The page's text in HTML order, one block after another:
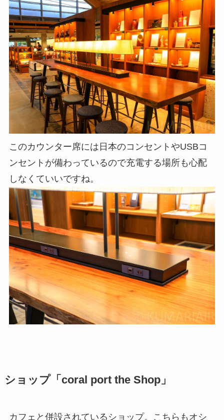
このカウンター席には日本のコンセントやUSBコ
ンセントが備わっているので充電する場所も心配
しなくていいですね。
ショップ「coral port the Shop」
カフェと併設されているショップ。こちらもオシ